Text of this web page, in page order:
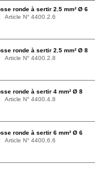
ronde à sertir 2.5 mm² Ø 6
Article N° 4400.2.6
ronde à sertir 2.5 mm² Ø 8
Article N° 4400.2.8
ronde à sertir 4 mm² Ø 8
Article N° 4400.4.8
ronde à sertir 6 mm² Ø 6
Article N° 4400.6.6